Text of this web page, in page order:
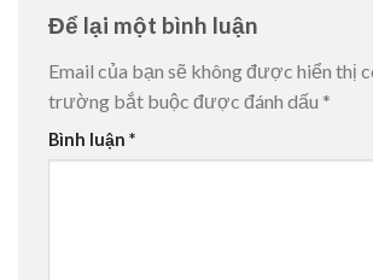
Để lại một bình luận
Email của bạn sẽ không được hiển thị
trường bắt buộc được đánh dấu *
Bình luận *